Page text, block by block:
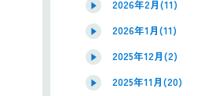
2026年2月(11)
2026年1月(11)
2025年12月(2)
2025年11月(20)